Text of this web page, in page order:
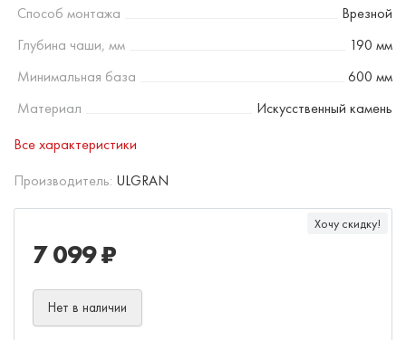
Способ монтажа
Врезной
Глубина чаши, мм
190 мм
Минимальная база
600 мм
Материал
Искусственный камень
Все характеристики
Производитель: ULGRAN
Хочу скидку!
7 099 ₽
Нет в наличии